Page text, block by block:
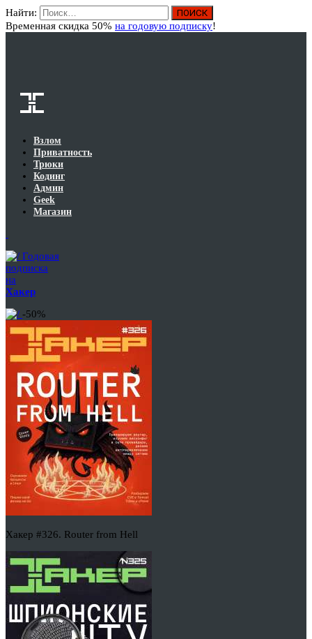
Найти:
Временная скидка 50% на годовую подписку!
Взлом
Приватность
Трюки
Кодинг
Админ
Geek
Магазин
Годовая
подписка
на
Хакер
-50%
Хакер #326. Router from Hell